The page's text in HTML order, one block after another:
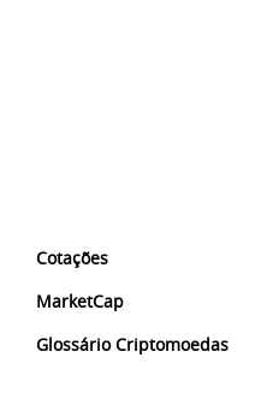
Cotações
MarketCap
Glossário Criptomoedas